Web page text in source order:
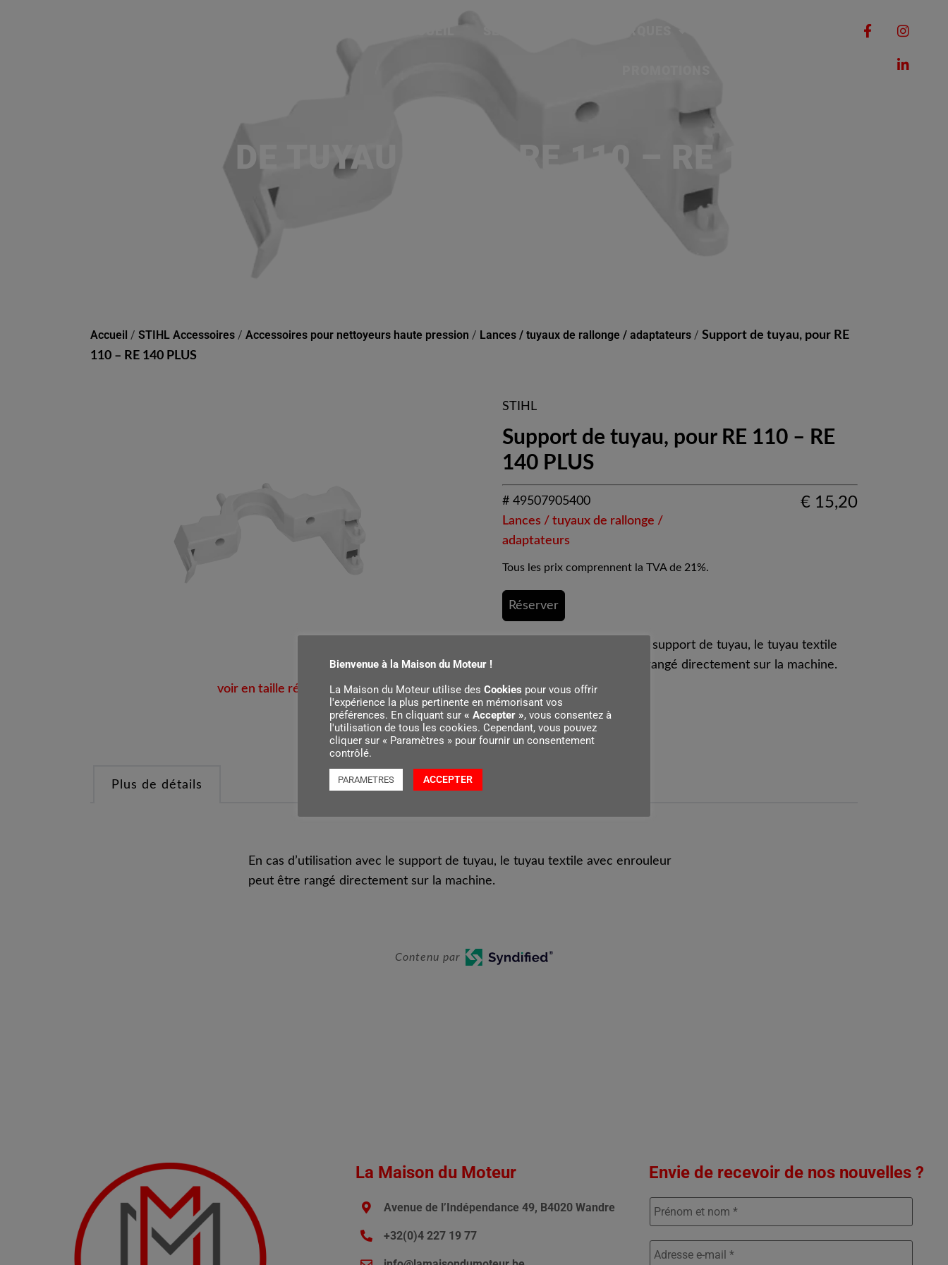
SUPPORT DE TUYAU, POUR RE 110 – RE 140 PLUS
Accueil / STIHL Accessoires / Accessoires pour nettoyeurs haute pression / Lances / tuyaux de rallonge / adaptateurs / Support de tuyau, pour RE
110 – RE 140 PLUS
voir en taille réelle
STIHL
Support de tuyau, pour RE 110 – RE
140 PLUS
# 49507905400
Lances / tuyaux de rallonge /
adaptateurs
€ 15,20
Tous les prix comprennent la TVA de 21%.
Réserver
En cas d’utilisation avec le support de tuyau, le tuyau textile
avec enrouleur peut être rangé directement sur la machine.
Plus de détails
En cas d’utilisation avec le support de tuyau, le tuyau textile avec enrouleur
peut être rangé directement sur la machine.
Contenu par
La Maison du Moteur
Avenue de l’Indépendance 49, B4020 Wandre
+32(0)4 227 19 77
Envie de recevoir de nos nouvelles ?
Bienvenue à la Maison du Moteur !
La Maison du Moteur utilise des Cookies pour vous offrir
l'expérience la plus pertinente en mémorisant vos
préférences. En cliquant sur « Accepter », vous consentez à
l'utilisation de tous les cookies. Cependant, vous pouvez
cliquer sur « Paramètres » pour fournir un consentement
contrôlé.
PARAMETRES ACCEPTER